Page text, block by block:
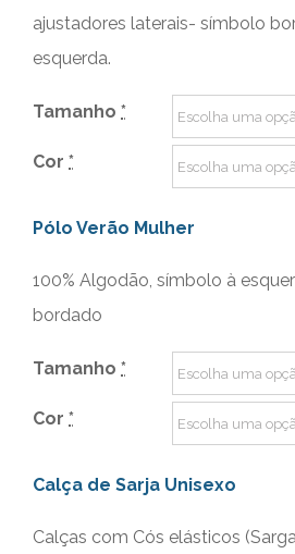
ajustadores laterais- símbolo
esquerda.
Tamanho *
Cor *
Pólo Verão Mulher
100% Algodão, símbolo à
bordado
Tamanho *
Cor *
Calça de Sarja Unisexo
Calças com Cós elásticos